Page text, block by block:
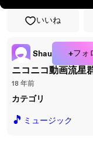
いいね
Shau +フォ
ニコニコ動画流星
18 年前
カテゴリ
🎵 ミュージック